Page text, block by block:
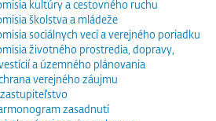
kultúry a cestovného ruchu
školstva a mládeže
sociálnych vecí a verejného poriadku
životného prostredia, dopravy,
a územného plánovania
verejného záujmu
zasadnutí